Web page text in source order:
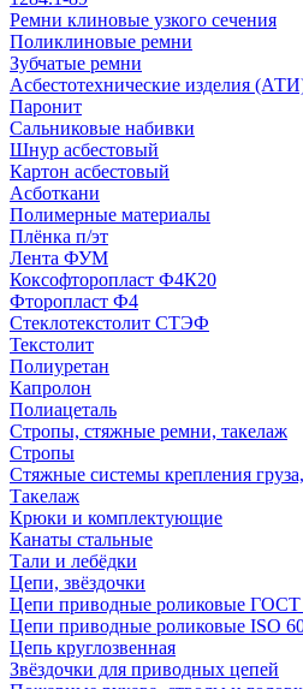
Ремни клиновые узкого сечения
Поликлиновые ремни
Зубчатые ремни
Асбестотехнические изделия
Паронит
Сальниковые набивки
Шнур асбестовый
Картон асбестовый
Асботкани
Полимерные материалы
Плёнка п/эт
Лента ФУМ
Коксофторопласт Ф4К20
Фторопласт Ф4
Стеклотекстолит СТЭФ
Текстолит
Полиуретан
Капролон
Полиацеталь
Стропы, стяжные ремни, такелаж
Стропы
Стяжные системы крепления
Такелаж
Крюки и комплектующие
Канаты стальные
Тали и лебёдки
Цепи, звёздочки
Цепи приводные роликовые ГОСТ
Цепи приводные роликовые ISO
Цепь круглозвенная
Звёздочки для приводных цепей